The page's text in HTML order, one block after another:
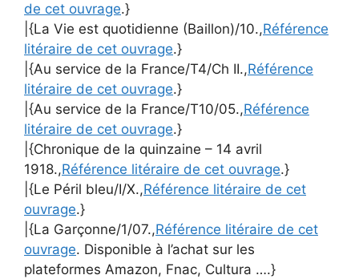
de cet ouvrage.}
|{La Vie est quotidienne (Baillon)/10.,Référence
litéraire de cet ouvrage.}
|{Au service de la France/T4/Ch II.,Référence
litéraire de cet ouvrage.}
|{Au service de la France/T10/05.,Référence
litéraire de cet ouvrage.}
|{Chronique de la quinzaine – 14 avril
1918.,Référence litéraire de cet ouvrage.}
|{Le Péril bleu/I/X.,Référence litéraire de cet
ouvrage.}
|{La Garçonne/1/07.,Référence litéraire de cet
ouvrage. Disponible à l’achat sur les
plateformes Amazon, Fnac, Cultura ….}